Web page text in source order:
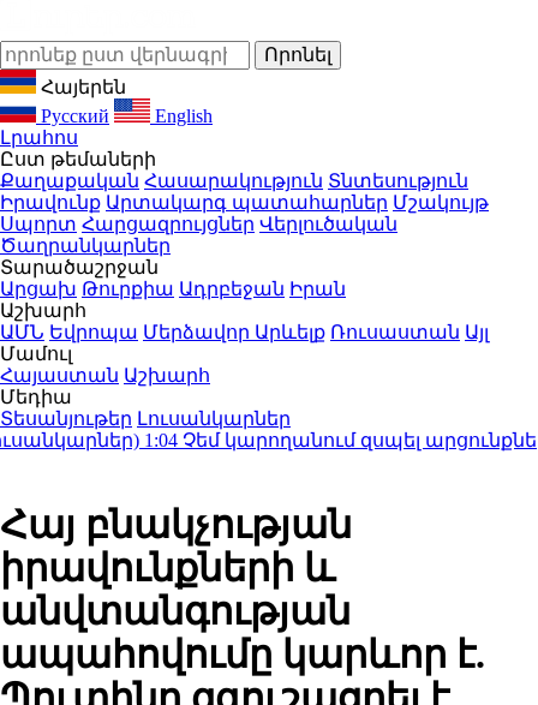
Հայերեն
Русский
English
Լրահոս
Ըստ թեմաների
Քաղաքական Հասարակություն Տնտեսություն
Իրավունք Արտակարգ պատահարներ Մշակույթ
Սպորտ Հարցազրույցներ Վերլուծական
Ծաղրանկարներ
Տարածաշրջան
Արցախ Թուրքիա Ադրբեջան Իրան
Աշխարհ
ԱՄՆ Եվրոպա Մերձավոր Արևելք Ռուսաստան Այլ
Մամուլ
Հայաստան Աշխարհ
Մեդիա
Տեսանյութեր Լուսանկարներ
1:04 Չեմ կարողանում զսպել
Հայ բնակչության
իրավունքների և
անվտանգության
ապահովումը կարևոր է.